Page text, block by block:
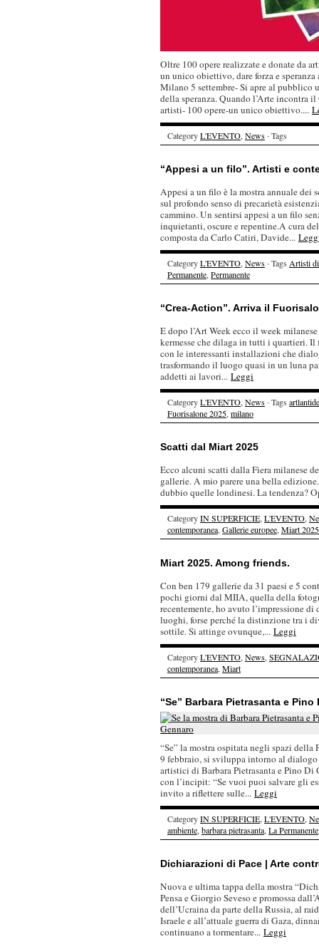
Oltre 100 opere realizzate e donate da
un unico obiettivo, dare forza e
Milano 5 settembre- Si apre al pubblico
della speranza. Quando l’Arte incontra
artisti- 100 opere-un unico obiettivo....
CategoryL'EVENTO, News · Tags
“Appesi a un filo”. Artisti e
Appesi a un filo è la mostra annuale dei
sul profondo senso di precarietà
cammino. Un sentirsi appesi a un filo
inquietanti, oscure e repentine.A cura
composta da Carlo Catiri, Davide...
CategoryL'EVENTO, News · Tags Artisti
Permanente, Permanente
“Crea-Action”. Arriva il
E dopo l’Art Week ecco il week
kermesse che dilaga in tutti i quartieri. Il
con le interessanti installazioni che
trasformando il luogo quasi in un luna
addetti ai lavori... Leggi
CategoryL'EVENTO, News · Tags artlantide
Fuorisalone 2025, milano
Scatti dal Miart 2025
Ecco alcuni scatti dalla Fiera milanese
gallerie. A mio parere una bella
dubbio quelle londinesi. La tendenza?
CategoryIN SUPERFICIE, L'EVENTO,
contemporanea, Gallerie europee, Miart 2025
Miart 2025. Among friends.
Con ben 179 gallerie da 31 paesi e 5
pochi giorni dal MIIA, quella della
recentemente, ho avuto l’impressione
luoghi, forse perché la distinzione tra i
sottile. Si attinge ovunque,... Leggi
CategoryL'EVENTO, News,
contemporanea, Miart
“Se” Barbara Pietrasanta e
“Se” la mostra ospitata negli spazi
9 febbraio, si sviluppa intorno al
artistici di Barbara Pietrasanta e Pino
con l’incipit: “Se vuoi puoi salvare gli
invito a riflettere sulle... Leggi
CategoryIN SUPERFICIE, L'EVENTO,
ambiente, barbara pietrasanta, La Permanente
Dichiarazioni di Pace | Arte
Nuova e ultima tappa della mostra
Pensa e Giorgio Seveso e promossa
dell’Ucraina da parte della Russia, al
Israele e all’attuale guerra di Gaza,
continuano a tormentare... Leggi